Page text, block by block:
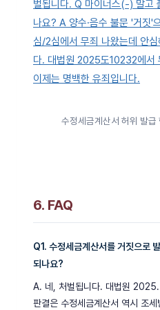
수정세금계산서 허위 발
6. FAQ
Q1. 수정세금계산서를 거짓으로
되나요?
A. 네, 처벌됩니다. 대법원
판결은 수정세금계산서 역시 조